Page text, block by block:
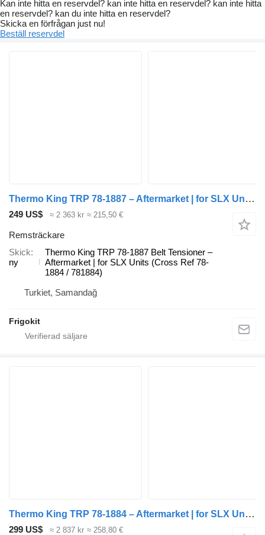
Kan inte hitta en reservdel? kan inte hitta en reservdel? kan inte hitta
en reservdel? kan du inte hitta en reservdel?
Skicka en förfrågan just nu!
Beställ reservdel
Thermo King TRP 78-1887 – Aftermarket | for SLX Units (Cross Ref 78-1884 / 7 Thermo remsträckare till kylanläggning
249 US$ ≈ 2 363 kr ≈ 215,50 €
Remsträckare
Skick
ny
Thermo King TRP 78-1887 Belt Tensioner –
Aftermarket | for SLX Units (Cross Ref 78-
1884 / 781884)
Turkiet, Samandağ
Frigokit
Thermo King TRP 78-1884 – Aftermarket | for SLX Units (781884, 781-884) Thermo remsträckare till Thermo King kylanläggning
299 US$ ≈ 2 837 kr ≈ 258,80 €